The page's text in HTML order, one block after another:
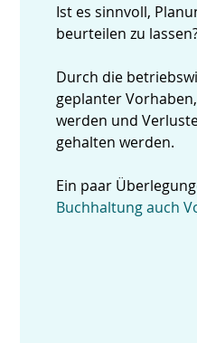
Ist es sinnvoll,
beurteilen zu
Durch die
geplanter
werden und
gehalten werden.
Ein paar
Buchhaltung auch